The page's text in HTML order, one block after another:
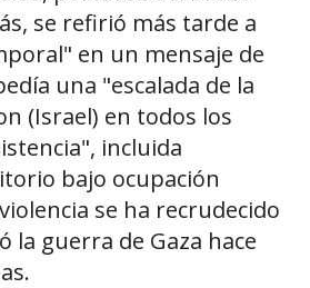
se refirió más tarde a
en un mensaje de
una "escalada de la
(Israel) en todos los
incluida
bajo ocupación
se ha recrudecido
la guerra de Gaza hace